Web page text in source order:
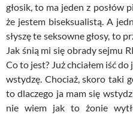
głosik, to ma jeden z posłów
że jestem biseksualistą. A
słyszę te seksowne głosy, to
Jak śnią mi się obrady sejmu
Co to jest? Już chciałem iść
wstydzę. Chociaż, skoro taki
to dlaczego ja mam się
nie wiem jak to żonie